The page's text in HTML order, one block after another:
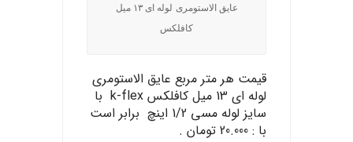
عایق الاستومری لوله ای ۱۳ میل
کافلکس
قیمت هر متر مربع عایق الاستومری
لوله ای 13 میل کافلکس k-flex با
سایز لوله مسی 1/2 اینچ برابر است
با : 20.000 تومان .